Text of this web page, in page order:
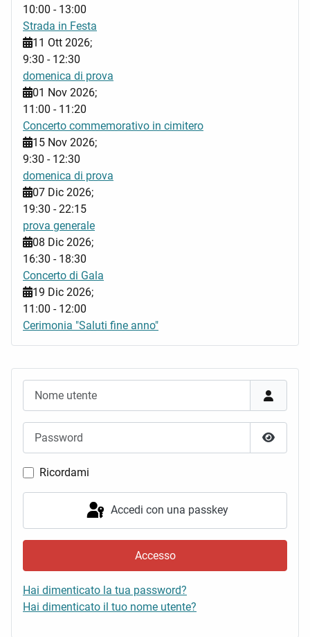
Mostra
Ricordami
Accedi con una passkey
Accesso
Hai dimenticato la tua password?
Hai dimenticato il tuo nome utente?
10:00 - 13:00
Strada in Festa
11 Ott 2026;
9:30 - 12:30
domenica di prova
01 Nov 2026;
11:00 - 11:20
Concerto commemorativo in cimitero
15 Nov 2026;
9:30 - 12:30
domenica di prova
07 Dic 2026;
19:30 -22:15
prova generale
08 Dic 2026;
16:30 - 18:30
Concerto di Gala
19 Dic 2026;
11:00 - 12:00
Cerimonia "Saluti fine anno"